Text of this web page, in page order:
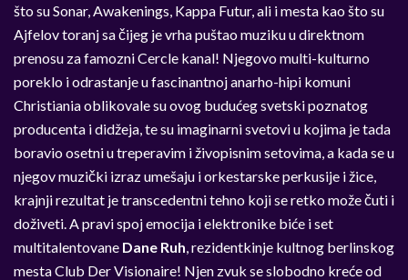
što su Sonar, Awakenings, Kappa Futur, ali i mesta kao što su
Ajfelov toranj sa čijeg je vrha puštao muziku u direktnom
prenosu za famozni Cercle kanal! Njegovo multi-kulturno
poreklo i odrastanje u fascinantnoj anarho-hipi komuni
Christiania oblikovale su ovog budućeg svetski poznatog
producenta i didžeja, te su imaginarni svetovi u kojima je tada
boravio osetni u treperavim i živopisnim setovima, a kada se u
njegov muzički izraz umešaju i orkestarske perkusije i žice,
krajnji rezultat je transcedentni tehno koji se retko može čuti i
doživeti. A pravi spoj emocija i elektronike biće i set
multitalentovane Dane Ruh , rezidentkinje kultnog berlinskog
mesta Club Der Visionaire! Njen zvuk se slobodno kreće od